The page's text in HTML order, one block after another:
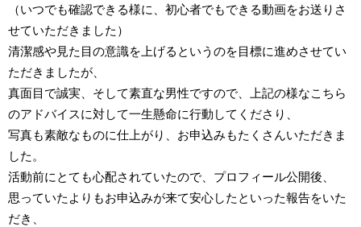
（いつでも確認できる様に、初心者でもできる動画をお送りさ
せていただきました）
清潔感や見た目の意識を上げるというのを目標に進めさせてい
ただきましたが、
真面目で誠実、そして素直な男性ですので、上記の様なこちら
のアドバイスに対して一生懸命に行動してくださり、
写真も素敵なものに仕上がり、お申込みもたくさんいただきま
した。
活動前にとても心配されていたので、プロフィール公開後、
思っていたよりもお申込みが来て安心したといった報告をいた
だき、